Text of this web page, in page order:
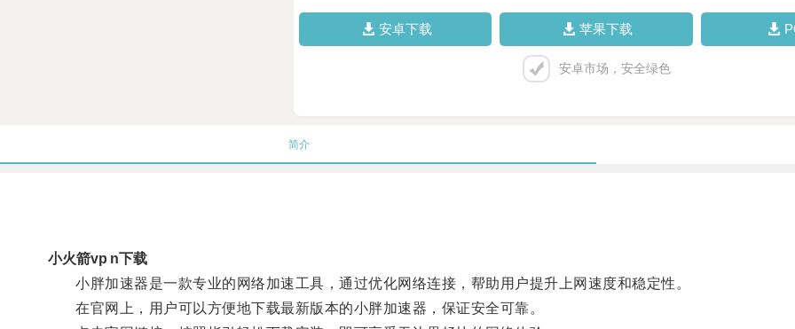
安卓下载 苹果下载
安卓市场，安全绿色
简介
小火箭vp n下载
小胖加速器是一款专业的网络加速工具，通过优化网络连接，帮助用户提升上网速度和稳定性。
在官网上，用户可以方便地下载最新版本的小胖加速器，保证安全可靠。